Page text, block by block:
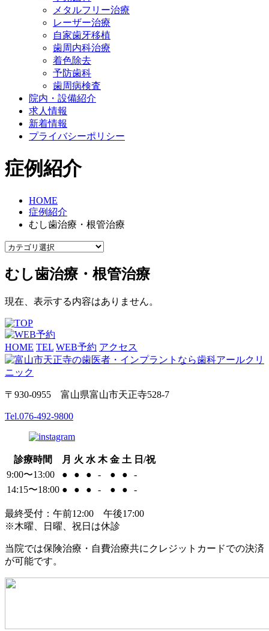
メタルフリー治療
レーザー治療
自家歯牙移植
歯周内科治療
着色除去
予防歯科
歯周病検査
院内・設備紹介
求人情報
新着情報
プライバシーポリシー
症例紹介
HOME
症例紹介
むし歯治療・根管治療
むし歯治療・根管治療
現在、表示する内容はありません。
HOME TEL WEB予約 アクセス
〒930-0955 富山県富山市天正寺528-7
Tel.076-492-9800
診療時間 月 火 水 木 金 土 日/祝
9:00〜13:00
● ● ● - ● ●
-
14:15〜18:00 ● ● ● - ● ● -
最終受付：午前12:00 午後17:00
※木曜、日曜、祝日は休診
当院では保険治療・自費治療共にクレジットカードでの決済
が可能です。